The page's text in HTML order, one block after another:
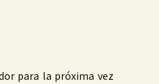
para la próxima vez